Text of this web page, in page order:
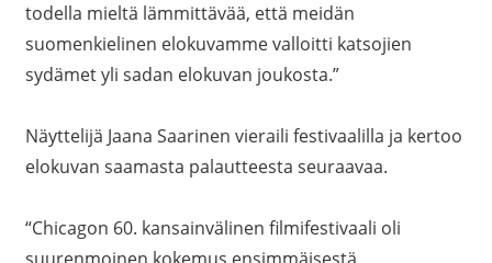
todella mieltä lämmittävää, että meidän
suomenkielinen elokuvamme valloitti katsojien
sydämet yli sadan elokuvan joukosta.”
Näyttelijä Jaana Saarinen vieraili festivaalilla ja kertoo
elokuvan saamasta palautteesta seuraavaa.
“Chicagon 60. kansainvälinen filmifestivaali oli